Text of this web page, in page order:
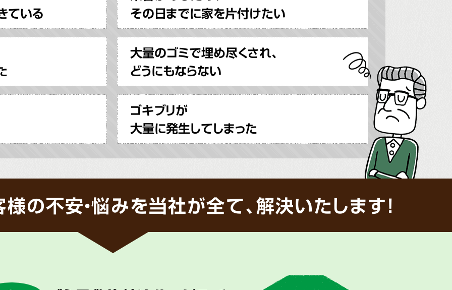
ている
その日までに家を片付けたい
大量のゴミで埋め尽くされ、
どうにもならない
ゴキブリが
大量に発生してしまった
の不安・悩みを当社が全て、解決いたします!